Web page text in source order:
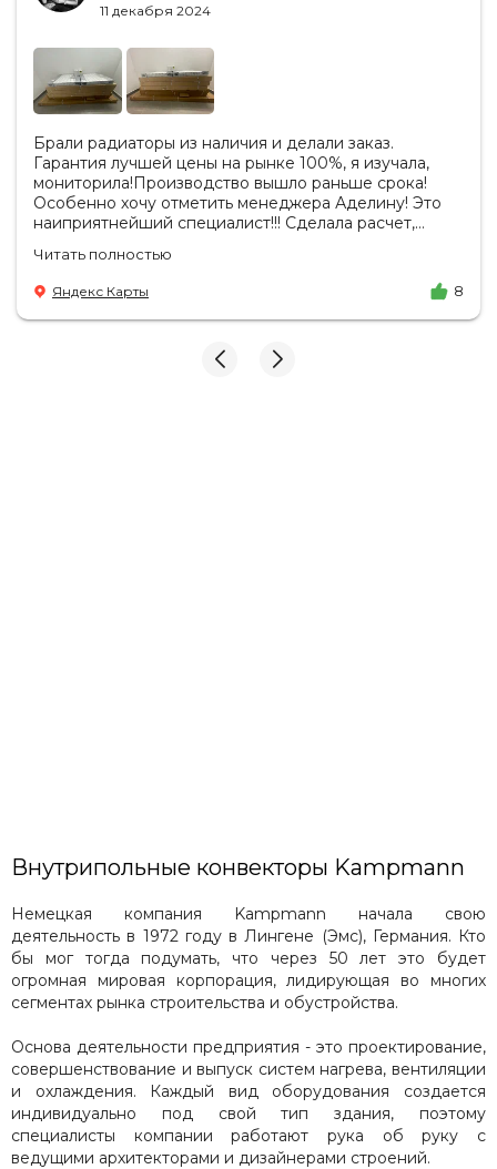
11 декабря 2024
Брали радиаторы из наличия и делали заказ.
Гарантия лучшей цены на рынке 100%, я изучала,
мониторила!Производство вышло раньше срока!
Особенно хочу отметить менеджера Аделину! Это
наиприятнейший специалист!!! Сделала расчет,
цену. Всегда на связи, на все вопросы есть ответы.
Доставка на удобный день, удобное время! Никаких
замечаний, только бесконечное удовольствие от
взаимодействия с ней. Вот это я понимаю - ЛИЦО
И надеюсь наши чудесные радиаторы будут греть
Читать полностью
Яндекс Карты 8
Внутрипольные конвекторы Kampmann
Немецкая компания Kampmann начала свою
деятельность в 1972 году в Лингене (Эмс), Германия. Кто
бы мог тогда подумать, что через 50 лет это будет
огромная мировая корпорация, лидирующая во многих
сегментах рынка строительства и обустройства.
Основа деятельности предприятия - это проектирование,
совершенствование и выпуск систем нагрева, вентиляции
и охлаждения. Каждый вид оборудования создается
индивидуально под свой тип здания, поэтому
специалисты компании работают рука об руку с
ведущими архитекторами и дизайнерами строений.